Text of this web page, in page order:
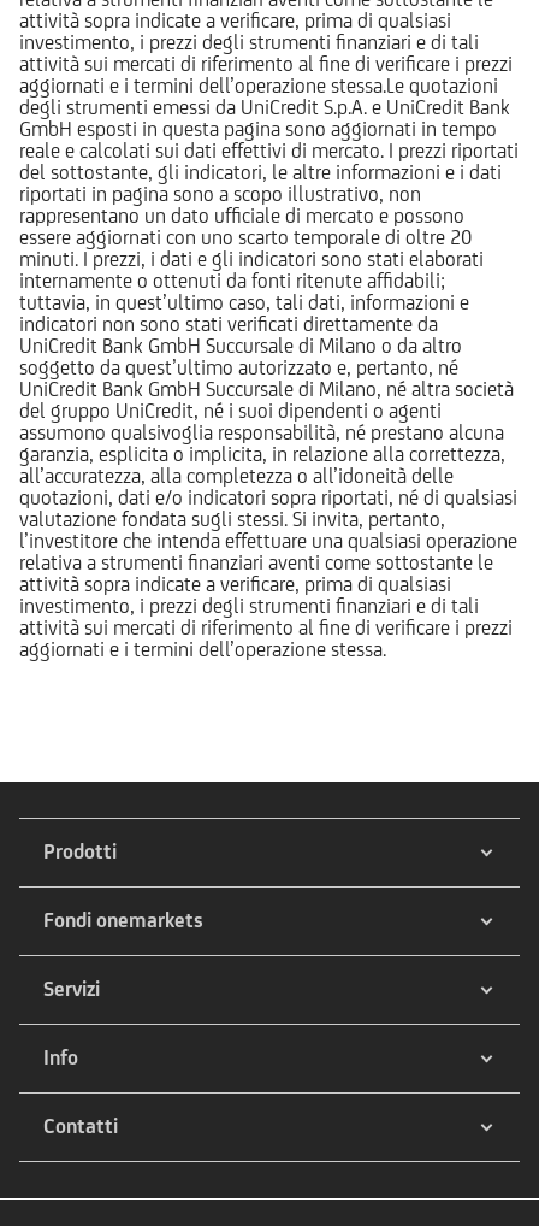
attività sopra indicate a verificare, prima di qualsiasi
investimento, i prezzi degli strumenti finanziari e di tali
attività sui mercati di riferimento al fine di verificare i prezzi
aggiornati e i termini dell’operazione stessa.Le quotazioni
degli strumenti emessi da UniCredit S.p.A. e UniCredit Bank
GmbH esposti in questa pagina sono aggiornati in tempo
reale e calcolati sui dati effettivi di mercato. I prezzi riportati
del sottostante, gli indicatori, le altre informazioni e i dati
riportati in pagina sono a scopo illustrativo, non
rappresentano un dato ufficiale di mercato e possono
essere aggiornati con uno scarto temporale di oltre 20
minuti. I prezzi, i dati e gli indicatori sono stati elaborati
internamente o ottenuti da fonti ritenute affidabili;
tuttavia, in quest’ultimo caso, tali dati, informazioni e
indicatori non sono stati verificati direttamente da
UniCredit Bank GmbH Succursale di Milano o da altro
soggetto da quest’ultimo autorizzato e, pertanto, né
UniCredit Bank GmbH Succursale di Milano, né altra società
del gruppo UniCredit, né i suoi dipendenti o agenti
assumono qualsivoglia responsabilità, né prestano alcuna
garanzia, esplicita o implicita, in relazione alla correttezza,
all’accuratezza, alla completezza o all’idoneità delle
quotazioni, dati e/o indicatori sopra riportati, né di qualsiasi
valutazione fondata sugli stessi. Si invita, pertanto,
l’investitore che intenda effettuare una qualsiasi operazione
relativa a strumenti finanziari aventi come sottostante le
attività sopra indicate a verificare, prima di qualsiasi
investimento, i prezzi degli strumenti finanziari e di tali
attività sui mercati di riferimento al fine di verificare i prezzi
aggiornati e i termini dell’operazione stessa.
Prodotti
Fondi onemarkets
Servizi
Info
Contatti